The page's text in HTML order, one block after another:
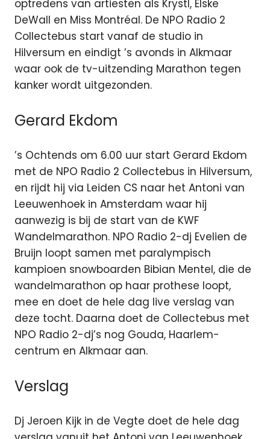
optredens van artiesten als Krystl, Elske
DeWall en Miss Montréal. De NPO Radio 2
Collectebus start vanaf de studio in
Hilversum en eindigt ’s avonds in Alkmaar
waar ook de tv-uitzending Marathon tegen
kanker wordt uitgezonden.
Gerard Ekdom
’s Ochtends om 6.00 uur start Gerard Ekdom
met de NPO Radio 2 Collectebus in Hilversum,
en rijdt hij via Leiden CS naar het Antoni van
Leeuwenhoek in Amsterdam waar hij
aanwezig is bij de start van de KWF
Wandelmarathon. NPO Radio 2-dj Evelien de
Bruijn loopt samen met paralympisch
kampioen snowboarden Bibian Mentel, die de
wandelmarathon op haar prothese loopt,
mee en doet de hele dag live verslag van
deze tocht. Daarna doet de Collectebus met
NPO Radio 2-dj’s nog Gouda, Haarlem-
centrum en Alkmaar aan.
Verslag
Dj Jeroen Kijk in de Vegte doet de hele dag